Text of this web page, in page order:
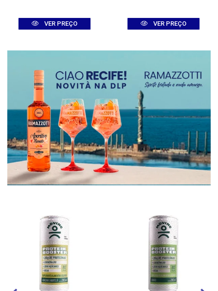
VER PREÇO VER PREÇO